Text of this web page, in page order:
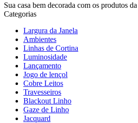
Sua casa bem decorada com os produtos
Categorias
Largura da Janela
Ambientes
Linhas de Cortina
Luminosidade
Lançamento
Jogo de lençol
Cobre Leitos
Travesseiros
Blackout Linho
Gaze de Linho
Jacquard